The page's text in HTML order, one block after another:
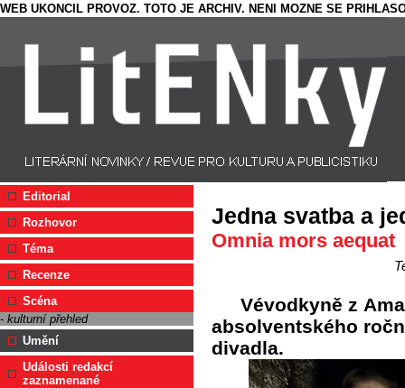
WEB UKONCIL PROVOZ. TOTO JE ARCHIV. NENI MOZNE SE
Editorial
Rozhovor
Téma
Recenze
Scéna
- kulturní přehled
Umění
Události redakcí
zaznamenané
Jedna svatba a
Omnia mors aequat
Vévodkyně z
absolventského
divadla.